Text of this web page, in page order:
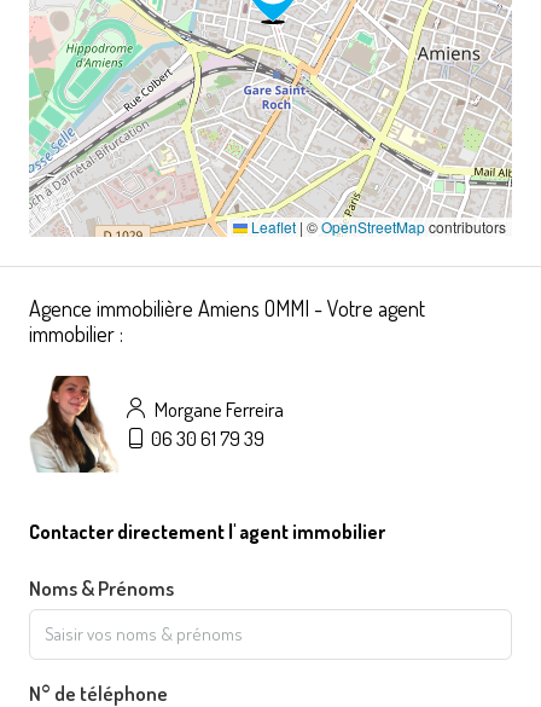
Leaflet | ©OpenStreetMapcontributors
Agence immobilière Amiens OMMI - Votre agent
immobilier :
Morgane Ferreira
06 30 61 79 39
Contacter directement l' agent immobilier
Noms & Prénoms
N° de téléphone